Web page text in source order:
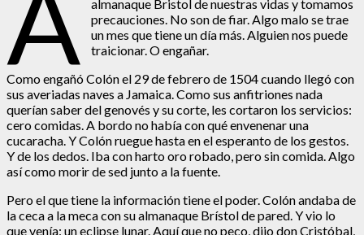
almanaque Bristol de nuestras vidas y tomamos
precauciones. No son de fiar. Algo malo se trae
un mes que tiene un día más. Alguien nos puede
traicionar. O engañar.
Como engañó Colón el 29 de febrero de 1504 cuando llegó con
sus averiadas naves a Jamaica. Como sus anfitriones nada
querían saber del genovés y su corte, les cortaron los servicios:
cero comidas. A bordo no había con qué envenenar una
cucaracha. Y Colón ruegue hasta en el esperanto de los gestos.
Y de los dedos. Iba con harto oro robado, pero sin comida. Algo
así como morir de sed junto a la fuente.
Pero el que tiene la información tiene el poder. Colón andaba de
la ceca a la meca con su almanaque Brístol de pared. Y vio lo
que venía: un eclipse lunar. Aquí que no peco, dijo don Cristóbal,